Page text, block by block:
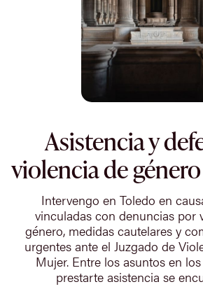
Asistencia y
violencia de
Intervengo en Toledo en
vinculadas con denuncias por
género, medidas cautelares y
urgentes ante el Juzgado de
Mujer. Entre los asuntos en
prestarte asistencia se